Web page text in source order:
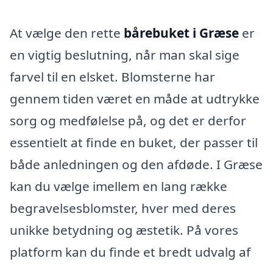
At vælge den rette bårebuket i Græse er
en vigtig beslutning, når man skal sige
farvel til en elsket. Blomsterne har
gennem tiden været en måde at udtrykke
sorg og medfølelse på, og det er derfor
essentielt at finde en buket, der passer til
både anledningen og den afdøde. I Græse
kan du vælge imellem en lang række
begravelsesblomster, hver med deres
unikke betydning og æstetik. På vores
platform kan du finde et bredt udvalg af